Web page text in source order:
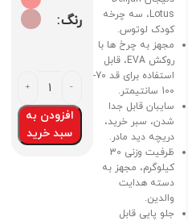
Lotus، سه چرخه
کودک لوتوس.
مجهز به چرخ ها با
روکش EVA، قابل
استفاده برای قد 70-
100 سانتیمتر.
سایبان قابل جدا
شدن، سبر خرید،
دریچه دید مادر.
ظرفیت وزنی 30
کیلوگرم، مجهز به
دسته هدایت
والدین.
جلو پایی قابل
رنگ
افزودن به
سبد خرید